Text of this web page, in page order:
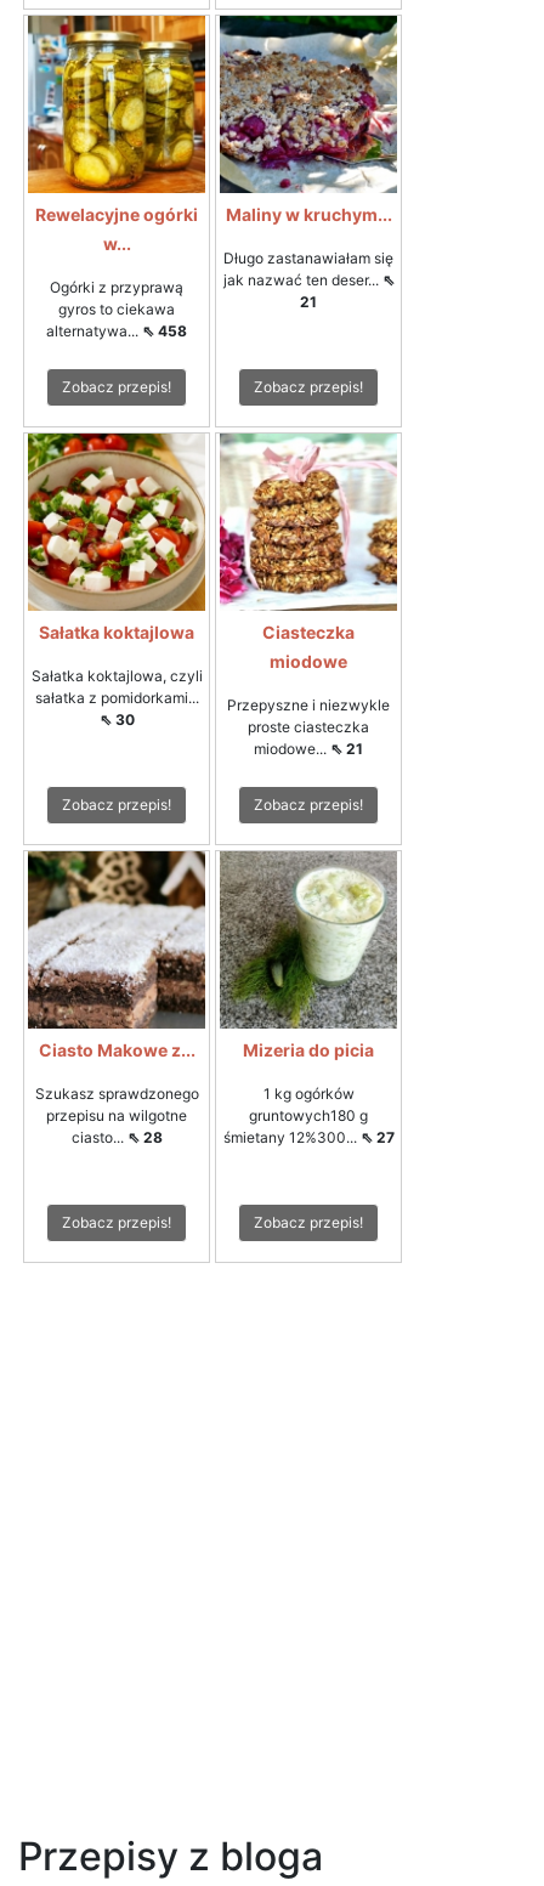
Rewelacyjne ogórki
w...
Ogórki z przyprawą
gyros to ciekawa
alternatywa... ⇖ 458
Zobacz przepis!
Maliny w kruchym...
Długo zastanawiałam się
jak nazwać ten deser... ⇖
21
Zobacz przepis!
Sałatka koktajlowa
Sałatka koktajlowa, czyli
sałatka z pomidorkami...
⇖ 30
Zobacz przepis!
Ciasteczka
miodowe
Przepyszne i niezwykle
proste ciasteczka
miodowe... ⇖ 21
Zobacz przepis!
Ciasto Makowe z...
Szukasz sprawdzonego
przepisu na wilgotne
ciasto... ⇖ 28
Zobacz przepis!
Mizeria do picia
1 kg ogórków
gruntowych180 g
śmietany 12%300... ⇖ 27
Zobacz przepis!
Przepisy z bloga